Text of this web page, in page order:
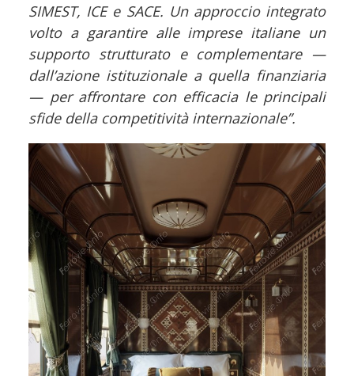
SIMEST, ICE e SACE. Un approccio integrato
volto a garantire alle imprese italiane un
supporto strutturato e complementare —
dall’azione istituzionale a quella finanziaria
— per affrontare con efficacia le principali
sfide della competitività internazionale”.